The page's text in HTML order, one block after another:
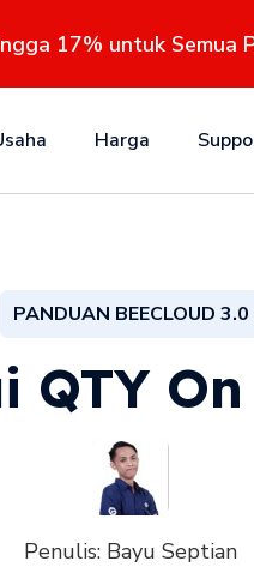
17% untuk Semua
Harga
PANDUAN BEECLOUD 3.0
QTY
Penulis: Bayu Septian